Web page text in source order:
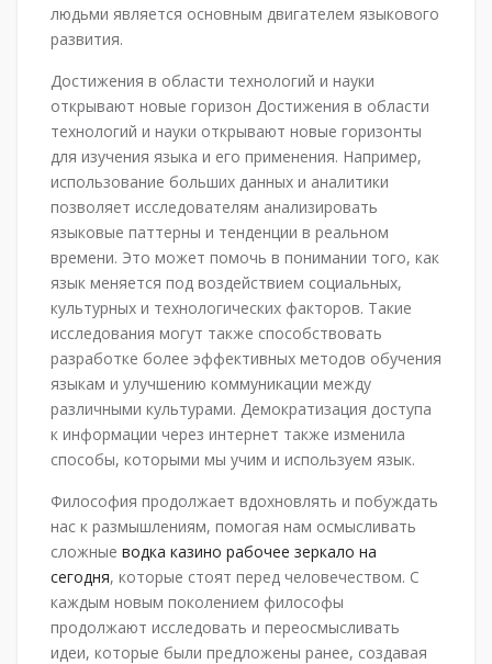
людьми является основным двигателем языкового
развития.
Достижения в области технологий и науки
открывают новые горизон Достижения в области
технологий и науки открывают новые горизонты
для изучения языка и его применения. Например,
использование больших данных и аналитики
позволяет исследователям анализировать
языковые паттерны и тенденции в реальном
времени. Это может помочь в понимании того, как
язык меняется под воздействием социальных,
культурных и технологических факторов. Такие
исследования могут также способствовать
разработке более эффективных методов обучения
языкам и улучшению коммуникации между
различными культурами. Демократизация доступа
к информации через интернет также изменила
способы, которыми мы учим и используем язык.
Философия продолжает вдохновлять и побуждать
нас к размышлениям, помогая нам осмысливать
сложные водка казино рабочее зеркало на
сегодня, которые стоят перед человечеством. С
каждым новым поколением философы
продолжают исследовать и переосмысливать
идеи, которые были предложены ранее, создавая